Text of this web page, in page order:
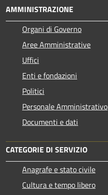
AMMINISTRAZIONE
Organi di Governo
Aree Amministrative
Uffici
Enti e fondazioni
Politici
Personale Amministrativo
Documenti e dati
CATEGORIE DI SERVIZIO
Anagrafe e stato civile
Cultura e tempo libero